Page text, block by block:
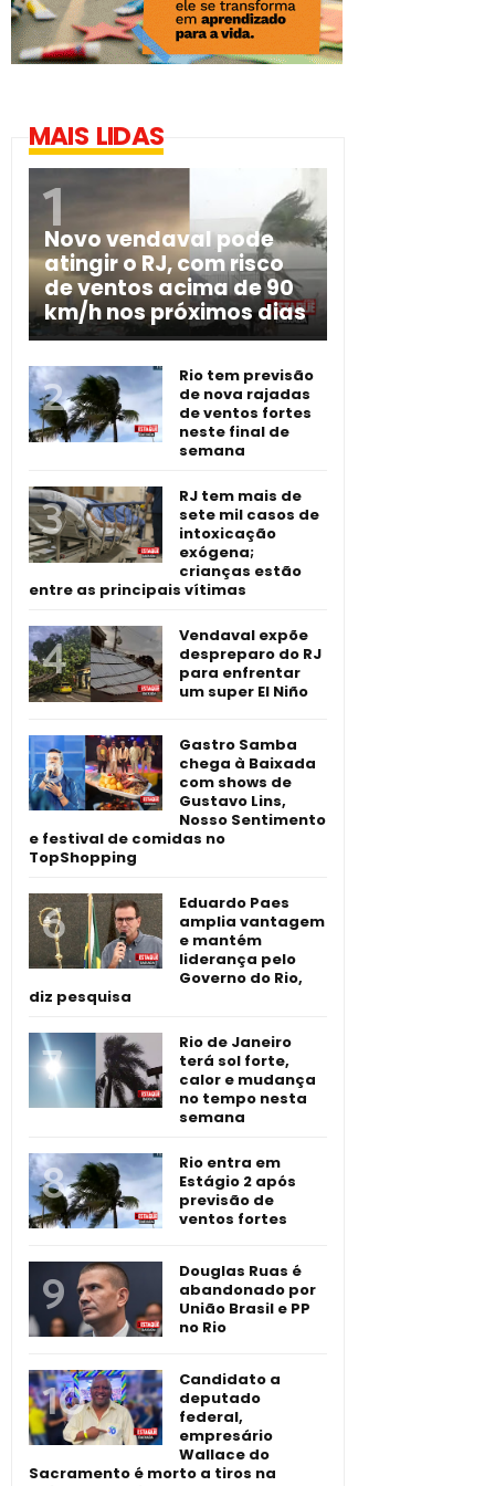
MAIS LIDAS
Novo vendaval pode
atingir o RJ, com risco
de ventos acima de 90
km/h nos próximos dias
Rio tem previsão
de nova rajadas
de ventos fortes
neste final de
semana
RJ tem mais de
sete mil casos de
intoxicação
exógena;
crianças estão
entre as principais vítimas
Vendaval expõe
despreparo do RJ
para enfrentar
um super El Niño
Gastro Samba
chega à Baixada
com shows de
Gustavo Lins,
Nosso Sentimento
e festival de comidas no
TopShopping
Eduardo Paes
amplia vantagem
e mantém
liderança pelo
Governo do Rio,
diz pesquisa
Rio de Janeiro
terá sol forte,
calor e mudança
no tempo nesta
semana
Rio entra em
Estágio 2 após
previsão de
ventos fortes
Douglas Ruas é
abandonado por
União Brasil e PP
no Rio
Candidato a
deputado
federal,
empresário
Wallace do
Sacramento é morto a tiros na